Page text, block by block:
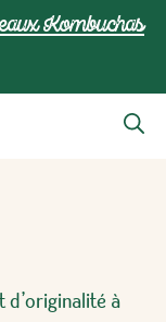
Kombuchas
d’originalité à